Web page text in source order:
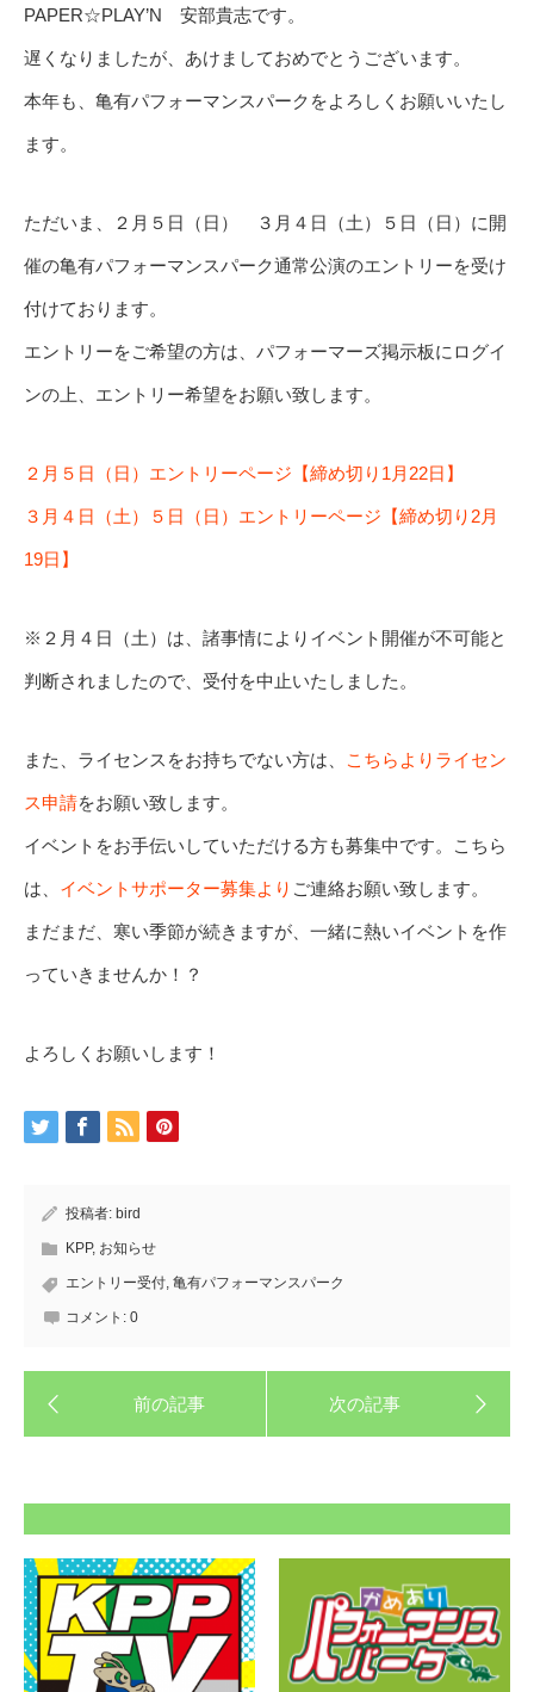
PAPER☆PLAY’N 安部貴志です。
遅くなりましたが、あけましておめでとうございます。
本年も、亀有パフォーマンスパークをよろしくお願いいたし
ます。
ただいま、２月５日（日） ３月４日（土）５日（日）に開
催の亀有パフォーマンスパーク通常公演のエントリーを受け
付けております。
エントリーをご希望の方は、パフォーマーズ掲示板にログイ
ンの上、エントリー希望をお願い致します。
２月５日（日）エントリーページ【締め切り1月22日】
３月４日（土）５日（日）エントリーページ【締め切り2月
19日】
※２月４日（土）は、諸事情によりイベント開催が不可能と
判断されましたので、受付を中止いたしました。
また、ライセンスをお持ちでない方は、 こちらよりライセン
ス申請をお願い致します。
イベントをお手伝いしていただける方も募集中です。こちら
は、 イベントサポーター募集より ご連絡お願い致します。
まだまだ、寒い季節が続きますが、一緒に熱いイベントを作
っていきませんか！？
よろしくお願いします！
投稿者: bird
KPP, お知らせ
エントリー受付, 亀有パフォーマンスパーク
コメント: 0